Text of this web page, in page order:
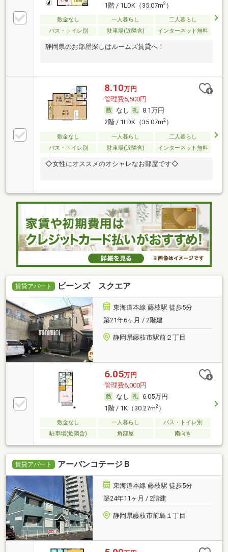
1階 / 1LDK（35.07m2）
敷金なし 一人暮らし
二人暮らし
バス・トイレ別
駐車場(近隣含) インターネット無料
静岡県のお部屋探しはルームズ賃貸へ！
8.10万円
管理費6,500円
なし
8.1万円
2階 / 1LDK（35.07m2）
敷金なし 一人暮らし
二人暮らし
バス・トイレ別
駐車場(近隣含) インターネット無料
◇女性にオススメのオシャレなお部屋です◇
賃貸アパート ビーンズ スクエア
東海道本線 藤枝駅 徒歩5分
築21年6ヶ月 / 2階建
静岡県藤枝市駅前２丁目
6.05万円
管理費6,000円
なし
6.05万円
1階 / 1K（30.27m2）
敷金なし 一人暮らし
バス・トイレ別
駐車場(近隣含)
角部屋 南向き
賃貸アパート アーバンコテージＢ
東海道本線 藤枝駅 徒歩5分
築24年11ヶ月 / 2階建
静岡県藤枝市前島１丁目